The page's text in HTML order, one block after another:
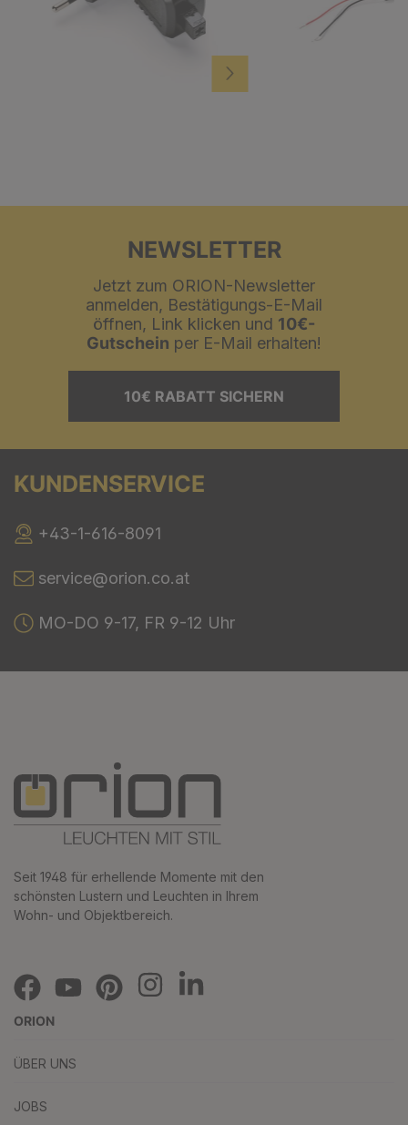
NEWSLETTER
Jetzt zum ORION-Newsletter
anmelden, Bestätigungs-E-Mail
öffnen, Link klicken und 10€-
Gutschein per E-Mail erhalten!
10€ RABATT SICHERN
KUNDENSERVICE
+43-1-616-8091
service@orion.co.at
MO-DO 9-17, FR 9-12 Uhr
Seit 1948 für erhellende Momente mit den
schönsten Lustern und Leuchten in Ihrem
Wohn- und Objektbereich.
ORION
ÜBER UNS
JOBS